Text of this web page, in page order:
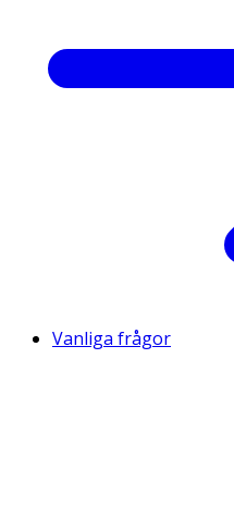
Vanliga frågor